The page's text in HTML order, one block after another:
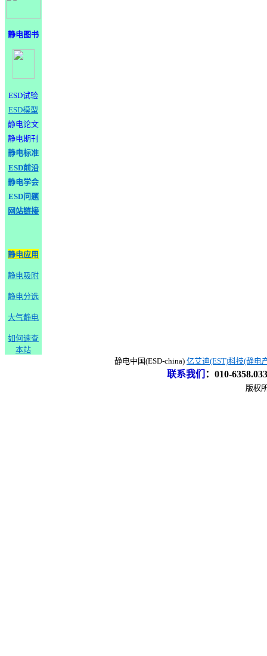
静电图书
ESD试验
ESD模型
静电论文
静电期刊
静电标准
ESD前沿
静电学会
ESD问题
网站链接
静电应用
静电吸附
静电分选
大气静电
如何速查
本站
静电中国(ESD-china) 亿艾迪(EST)科技(静电
联系我们 ： 010-
版权